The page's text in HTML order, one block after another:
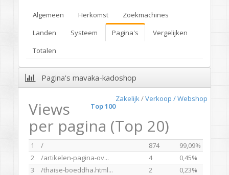
Algemeen Herkomst
Zoekmachines
Landen
Systeem Pagina's
Vergelijken
Totalen
Pagina's mavaka-kadoshop
Zakelijk /Verkoop / Webshop
Top 100
Views
per pagina (Top 20)
1 / 874
99,09%
2
/artikelen-pagina-ov... 4
0,45%
3
/thaise-boeddha.html... 2
0,23%